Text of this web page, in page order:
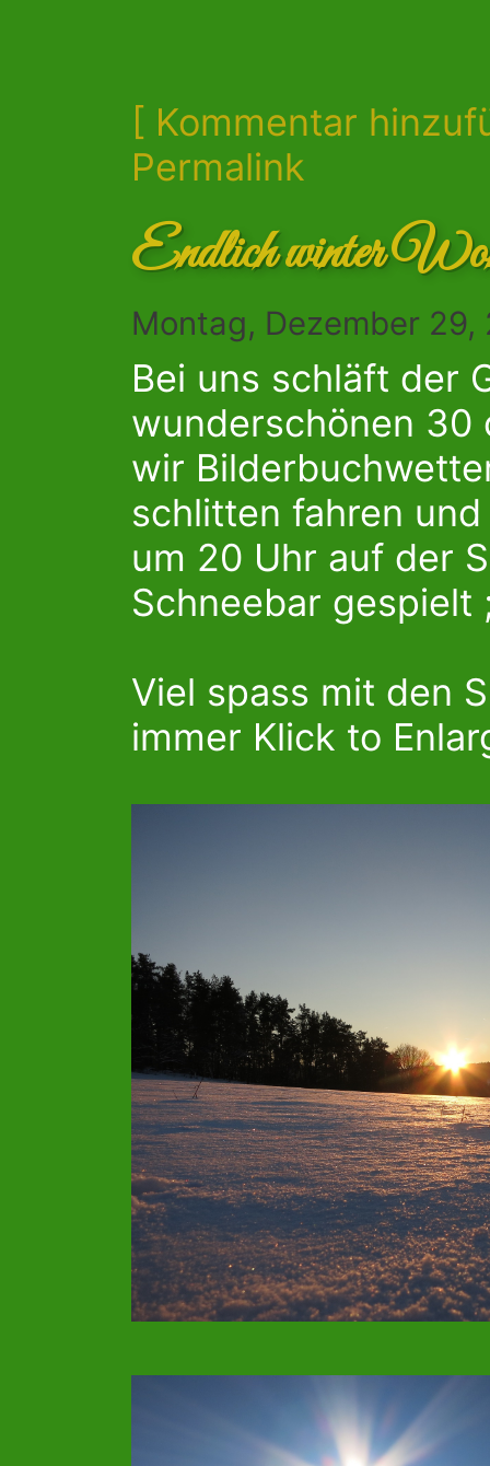
[ Kommentar
Permalink
Endlich winter
Montag, Dezember 29,
Bei uns schläft der
wunderschönen 30
wir
schlitten fahren
um 20 Uhr auf der
Schneebar gespielt
Viel spass mit den
immer Klick to